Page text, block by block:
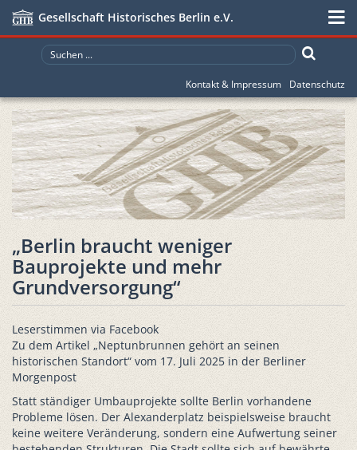
Gesellschaft Historisches Berlin e.V.
Kontakt & Impressum Datenschutz
„Berlin braucht weniger
Bauprojekte und mehr
Grundversorgung“
Leserstimmen via Facebook
Zu dem Artikel „Neptunbrunnen gehört an seinen
historischen Standort“ vom 17. Juli 2025 in der Berliner
Morgenpost
Statt ständiger Umbauprojekte sollte Berlin vorhandene
Probleme lösen. Der Alexanderplatz beispielsweise braucht
keine weitere Veränderung, sondern eine Aufwertung seiner